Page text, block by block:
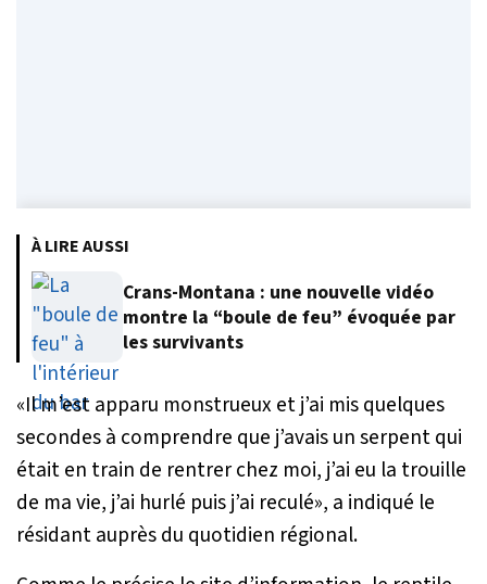
À LIRE AUSSI
Crans-Montana : une nouvelle vidéo
montre la “boule de feu” évoquée par
les survivants
«Il m’est apparu monstrueux et j’ai mis quelques
secondes à comprendre que j’avais un serpent qui
était en train de rentrer chez moi, j’ai eu la trouille
de ma vie, j’ai hurlé puis j’ai reculé», a indiqué le
résidant auprès du quotidien régional.